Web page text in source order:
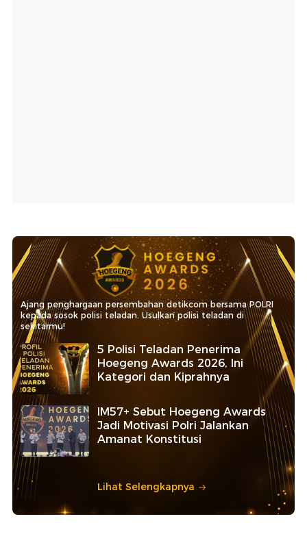
Ajang penghargaan persembahan detikcom bersama POLRI
kepada sosok polisi teladan. Usulkan polisi teladan di
sekitarmu!
5 Polisi Teladan Penerima
Hoegeng Awards 2026, Ini
Kategori dan Kiprahnya
IM57+ Sebut Hoegeng Awards
Jadi Motivasi Polri Jalankan
Amanat Konstitusi
Lihat Selengkapnya